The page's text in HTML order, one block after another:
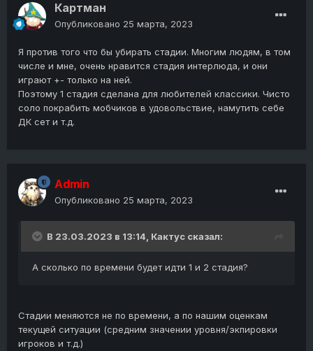
Картман
Опубликовано 25 марта, 2023
Я против того что бы убирать стадии. Многим людям, в том
числе и мне, очень нравится стадия интерлюда, и они
играют +- только на ней.
Поэтому 1 стадия сделана для любителей классики. Чисто
соло покрабить мобчиков в удовольствие, намутить себе
ДК сет и т.д.
Admin
Опубликовано 25 марта, 2023
В 23.03.2023 в 13:14, Кактус сказал:
А сколько по времени будет идти 1 и 2 стадия?
Стадии меняются не по времени, а по нашим оценкам
текущей ситуации (средним значении уровня/экпировки
игроков и т.д.)